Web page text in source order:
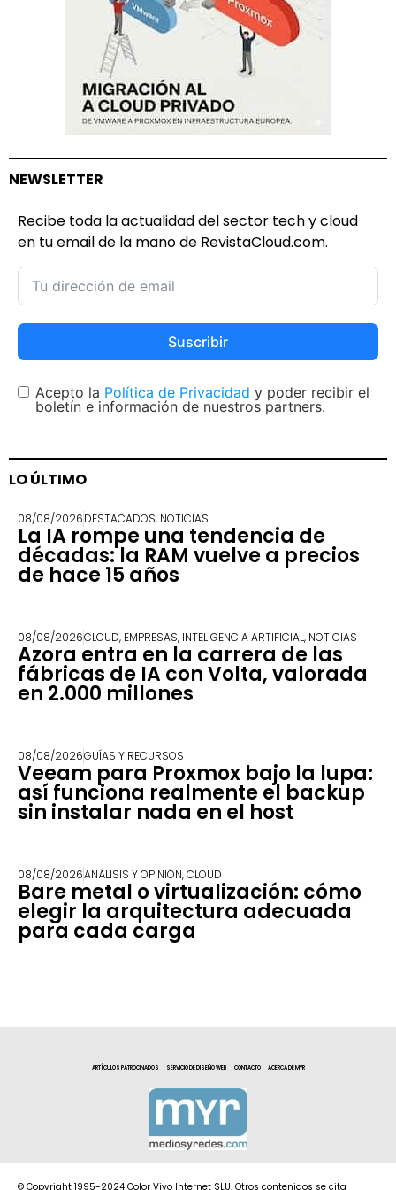
NEWSLETTER
Recibe toda la actualidad del sector tech y cloud
en tu email de la mano de RevistaCloud.com.
Suscribir
Acepto la Política de Privacidad y poder recibir el
boletín e información de nuestros partners.
LO ÚLTIMO
08/08/2026DESTACADOS, NOTICIAS
La IA rompe una tendencia de
décadas: la RAM vuelve a precios
de hace 15 años
08/08/2026CLOUD, EMPRESAS, INTELIGENCIA ARTIFICIAL, NOTICIAS
Azora entra en la carrera de las
fábricas de IA con Volta, valorada
en 2.000 millones
08/08/2026GUÍAS Y RECURSOS
Veeam para Proxmox bajo la lupa:
así funciona realmente el backup
sin instalar nada en el host
08/08/2026ANÁLISIS Y OPINIÓN,CLOUD
Bare metal o virtualización: cómo
elegir la arquitectura adecuada
para cada carga
ARTÍCULOS PATROCINADOS SERVICIO DE DISEÑO WEB CONTACTO ACERCA DE MYR
© Copyright 1995-2024 Color Vivo Internet SLU. Otros contenidos se cita